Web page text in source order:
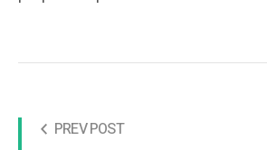
PREV POST